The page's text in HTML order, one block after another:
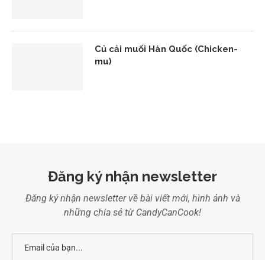
Củ cải muối Hàn Quốc (Chicken-
mu)
Đăng ký nhận newsletter
Đăng ký nhận newsletter về bài viết mới, hình ảnh và
những chia sẻ từ CandyCanCook!